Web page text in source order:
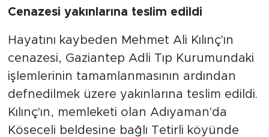
Cenazesi yakınlarına teslim edildi
Hayatını kaybeden Mehmet Ali Kılınç'ın
cenazesi, Gaziantep Adli Tıp Kurumundaki
işlemlerinin tamamlanmasının ardından
defnedilmek üzere yakınlarına teslim edildi.
Kılınç'ın, memleketi olan Adıyaman'da
Köseceli beldesine bağlı Tetirli köyünde